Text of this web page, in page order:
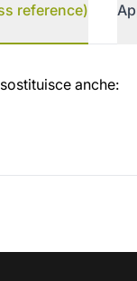
reference)
sostituisce anche: